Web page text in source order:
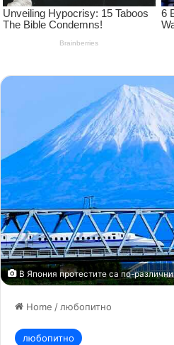
В Япония протестите са по-различни
Home /любопитно
любопитно